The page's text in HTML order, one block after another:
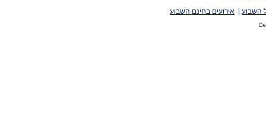
השבוע אירועים בחינם השבוע